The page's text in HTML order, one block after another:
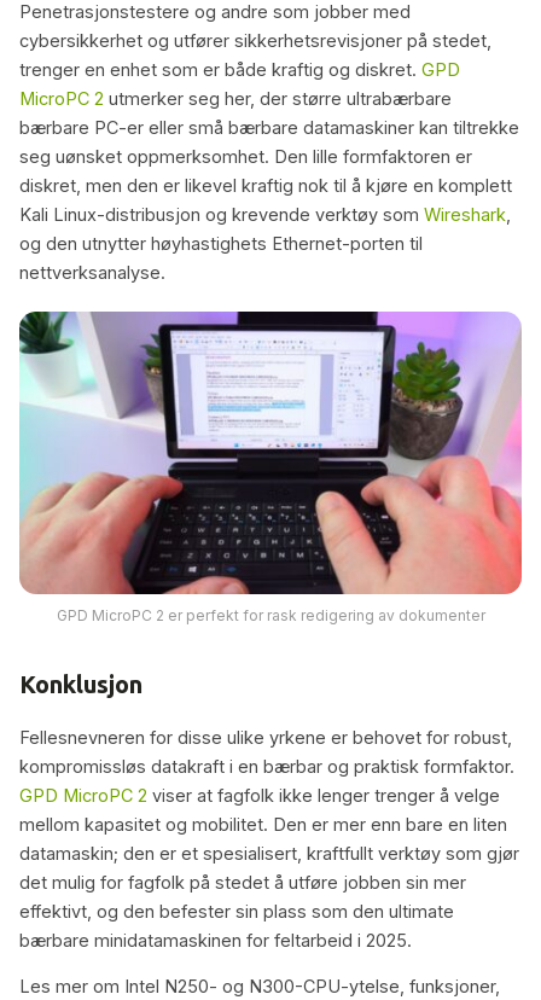
Penetrasjonstestere og andre som jobber med
cybersikkerhet og utfører sikkerhetsrevisjoner på stedet,
trenger en enhet som er både kraftig og diskret. GPD
MicroPC 2 utmerker seg her, der større ultrabærbare
bærbare PC-er eller små bærbare datamaskiner kan tiltrekke
seg uønsket oppmerksomhet. Den lille formfaktoren er
diskret, men den er likevel kraftig nok til å kjøre en komplett
Kali Linux-distribusjon og krevende verktøy som Wireshark
og den utnytter høyhastighets Ethernet-porten til
nettverksanalyse.
GPD MicroPC 2 er perfekt for rask redigering av dokumenter
Konklusjon
Fellesnevneren for disse ulike yrkene er behovet for robust,
kompromissløs datakraft i en bærbar og praktisk formfaktor.
GPD MicroPC 2 viser at fagfolk ikke lenger trenger å velge
mellom kapasitet og mobilitet. Den er mer enn bare en liten
datamaskin; den er et spesialisert, kraftfullt verktøy som gjør
det mulig for fagfolk på stedet å utføre jobben sin mer
effektivt, og den befester sin plass som den ultimate
bærbare minidatamaskinen for feltarbeid i 2025.
Les mer om Intel N250- og N300-CPU-ytelse, funksjoner,